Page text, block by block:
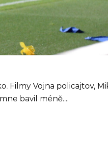
Filmy Vojna policajtov,
bavil méně....